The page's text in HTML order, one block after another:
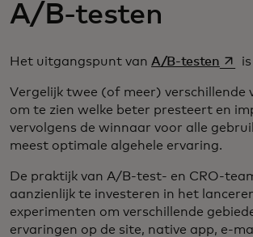
A/B-testen
Het uitgangspunt van A/B-testen
Vergelijk twee (of meer) verschillende
om te zien welke beter presteert en
vervolgens de winnaar voor alle
meest optimale algehele ervaring.
De praktijk van A/B-test- en CRO-
aanzienlijk te investeren in het
experimenten om verschillende
ervaringen op de site, native app, e-